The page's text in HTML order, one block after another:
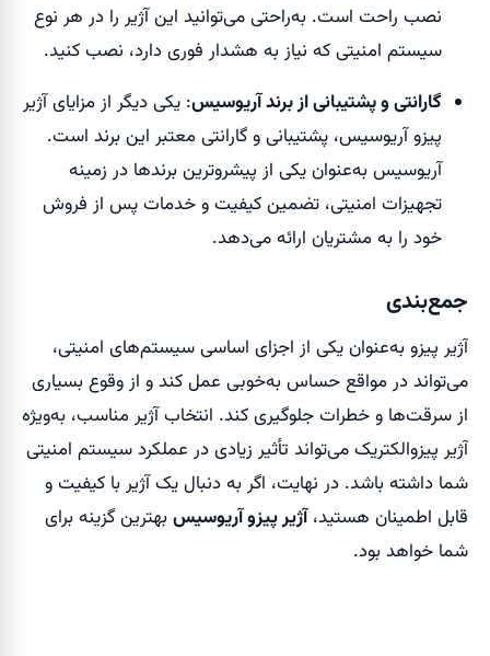
نصب راحت است. به‌راحتی می‌توانید این آژیر را در هر نوع
سیستم امنیتی که نیاز به هشدار فوری دارد، نصب کنید.
گارانتی و پشتیبانی از برند آریوسیس: یکی دیگر از مزایای آژیر
پیزو آریوسیس، پشتیبانی و گارانتی معتبر این برند است.
آریوسیس به‌عنوان یکی از پیشروترین برندها در زمینه
تجهیزات امنیتی، تضمین کیفیت و خدمات پس از فروش
خود را به مشتریان ارائه می‌دهد.
جمع‌بندی
آژیر پیزو به‌عنوان یکی از اجزای اساسی سیستم‌های امنیتی،
می‌تواند در مواقع حساس به‌خوبی عمل کند و از وقوع بسیاری
از سرقت‌ها و خطرات جلوگیری کند. انتخاب آژیر مناسب، به‌ویژه
آژیر پیزوالکتریک می‌تواند تأثیر زیادی در عملکرد سیستم امنیتی
شما داشته باشد. در نهایت، اگر به دنبال یک آژیر با کیفیت و
قابل اطمینان هستید،آژیر پیزو آریوسیسبهترین گزینه برای
شما خواهد بود.